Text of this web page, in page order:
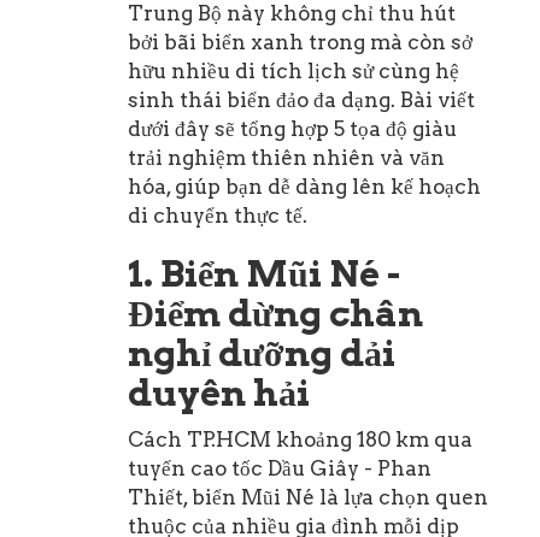
Trung Bộ này không chỉ thu hút
bởi bãi biển xanh trong mà còn sở
hữu nhiều di tích lịch sử cùng hệ
sinh thái biển đảo đa dạng. Bài viết
dưới đây sẽ tổng hợp 5 tọa độ giàu
trải nghiệm thiên nhiên và văn
hóa, giúp bạn dễ dàng lên kế hoạch
di chuyển thực tế.
1. Biển Mũi Né -
Điểm dừng chân
nghỉ dưỡng dải
duyên hải
Cách TP.HCM khoảng 180 km qua
tuyến cao tốc Dầu Giây - Phan
Thiết, biển Mũi Né là lựa chọn quen
thuộc của nhiều gia đình mỗi dịp